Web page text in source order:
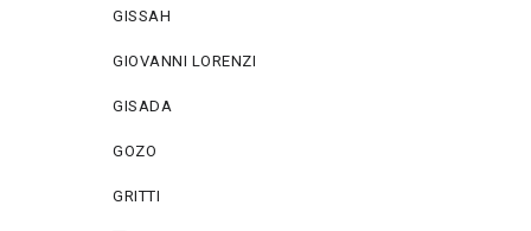
GISSAH
GIOVANNI LORENZI
GISADA
GOZO
GRITTI